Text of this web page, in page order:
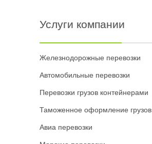
Услуги компании
Железнодорожные перевозки
Автомобильные перевозки
Перевозки грузов контейнерами
Таможенное оформление грузов
Авиа перевозки